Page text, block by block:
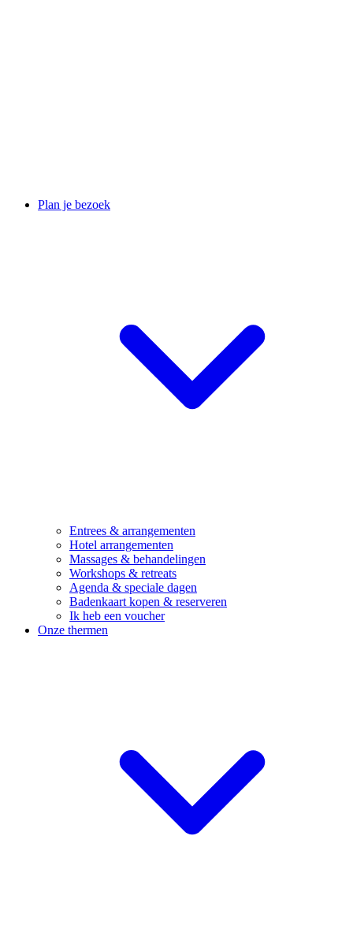
Plan je bezoek
Entrees & arrangementen
Hotel arrangementen
Massages & behandelingen
Workshops & retreats
Agenda & speciale dagen
Badenkaart kopen & reserveren
Ik heb een voucher
Onze thermen